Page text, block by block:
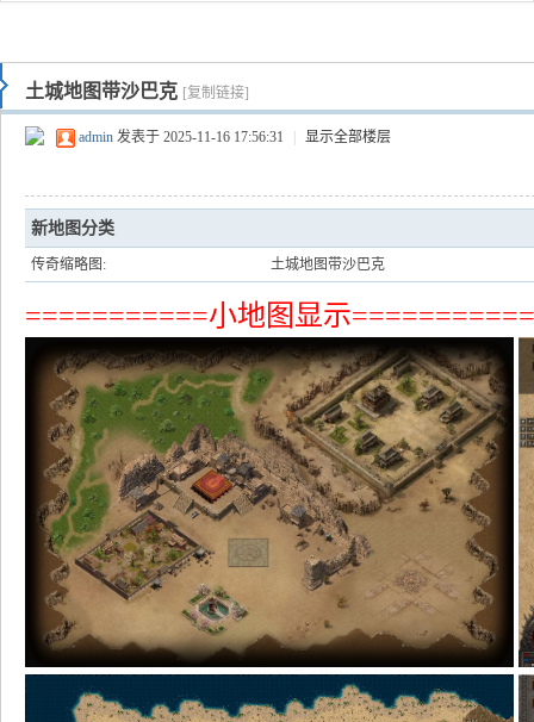
土城地图带沙巴克 [复制链接]
admin 发表于 2025-11-16 17:56:31 显示全部楼层
新地图分类
传奇缩略图: 土城地图带沙巴克
===========小地图显示